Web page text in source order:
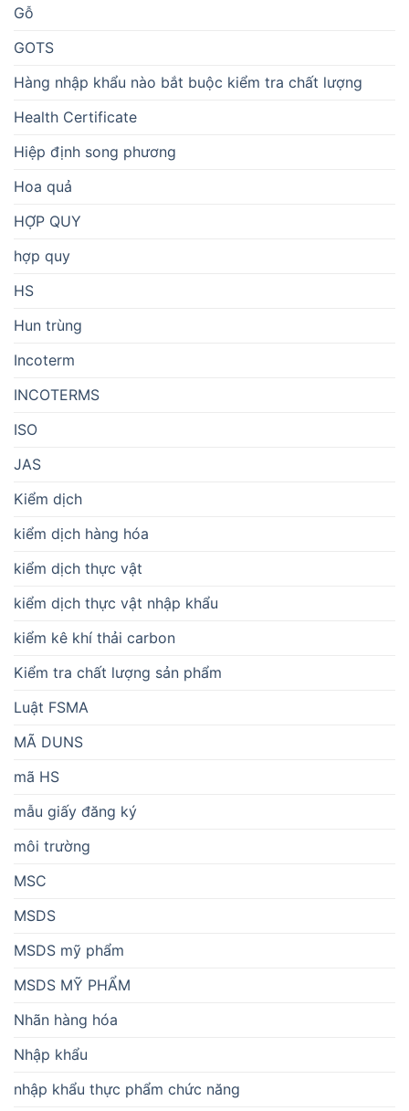
Gỗ
GOTS
Hàng nhập khẩu nào bắt buộc kiểm tra chất lượng
Health Certificate
Hiệp định song phương
Hoa quả
HỢP QUY
hợp quy
HS
Hun trùng
Incoterm
INCOTERMS
ISO
JAS
Kiểm dịch
kiểm dịch hàng hóa
kiểm dịch thực vật
kiểm dịch thực vật nhập khẩu
kiểm kê khí thải carbon
Kiểm tra chất lượng sản phẩm
Luật FSMA
MÃ DUNS
mã HS
mẫu giấy đăng ký
môi trường
MSC
MSDS
MSDS mỹ phẩm
MSDS MỸ PHẨM
Nhãn hàng hóa
Nhập khẩu
nhập khẩu thực phẩm chức năng